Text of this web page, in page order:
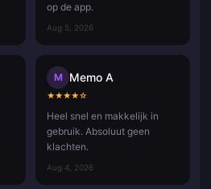
op de app.
Aug 5, 2026
M Memo A
★★★★☆
Heel snel en makkelijk in
gebruik. Absoluut geen
klachten.
Aug 4, 2026